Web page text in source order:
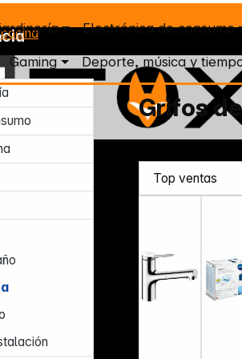
Electrónica de consumo
Gaming Deporte, música y
Grifos
(CET)
466